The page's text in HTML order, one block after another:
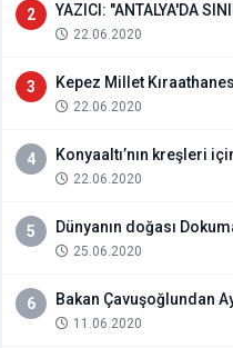
2 YAZICI: "ANTALYA'DA
22.06.2020
3 Kepez Millet
22.06.2020
4 Konyaaltı’nın kreşleri
22.06.2020
5 Dünyanın doğası
25.06.2020
6 Bakan Çavuşoğlundan
11.06.2020